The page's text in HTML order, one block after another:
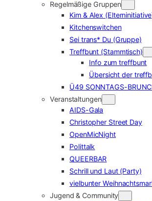
Regelmäßige Gruppen
Kim & Alex
Kitchenswitchen
Sei trans* Du (Gruppe)
Treffbunt (Stammtisch)
Info zum treffbunt
Übersicht der
Ü49 SONNTAGS-
Veranstaltungen
AIDS-Gala
Christopher Street Day
OpenMicNight
Polittalk
QUEERBAR
Schrill und Laut (Party)
vielbunter
Jugend & Community